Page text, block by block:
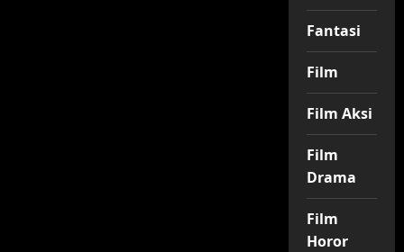
Fantasi
Film
Film Aksi
Film
Drama
Film
Horor